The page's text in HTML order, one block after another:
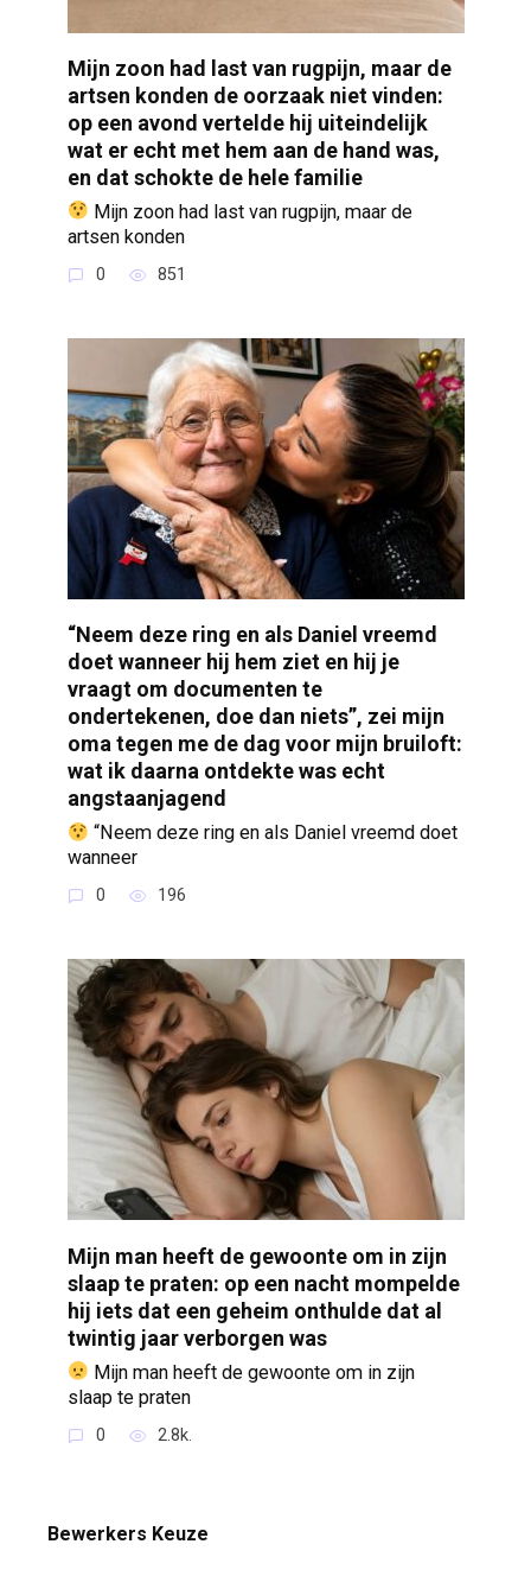
Mijn zoon had last van rugpijn, maar de
artsen konden de oorzaak niet vinden:
op een avond vertelde hij uiteindelijk
wat er echt met hem aan de hand was,
en dat schokte de hele familie
Mijn zoon had last van rugpijn, maar de
artsen konden
0 851
“Neem deze ring en als Daniel vreemd
doet wanneer hij hem ziet en hij je
vraagt om documenten te
ondertekenen, doe dan niets”, zei mijn
oma tegen me de dag voor mijn bruiloft:
wat ik daarna ontdekte was echt
angstaanjagend
“Neem deze ring en als Daniel vreemd doet
wanneer
0 196
Mijn man heeft de gewoonte om in zijn
slaap te praten: op een nacht mompelde
hij iets dat een geheim onthulde dat al
twintig jaar verborgen was
Mijn man heeft de gewoonte om in zijn
slaap te praten
0 2.8k.
Bewerkers Keuze